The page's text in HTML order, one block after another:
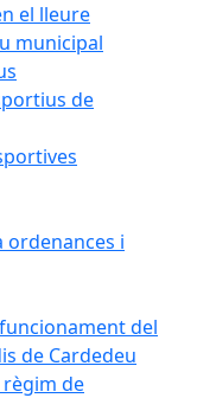
el lleure
municipal
de
ordenances i
del
de Cardedeu
de